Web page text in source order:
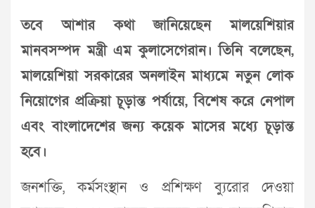
তবে আশার কথা জানিয়েছেন মালয়েশিয়ার
মানবসম্পদ মন্ত্রী এম কুলাসেগেরান। তিনি বলেছেন,
মালয়েশিয়া সরকারের অনলাইন মাধ্যমে নতুন লোক
নিয়োগের প্রক্রিয়া চূড়ান্ত পর্যায়ে, বিশেষ করে নেপাল
এবং বাংলাদেশের জন্য কয়েক মাসের মধ্যে চূড়ান্ত
হবে।
জনশক্তি, কর্মসংস্থান ও প্রশিক্ষণ ব্যুরোর দেওয়া